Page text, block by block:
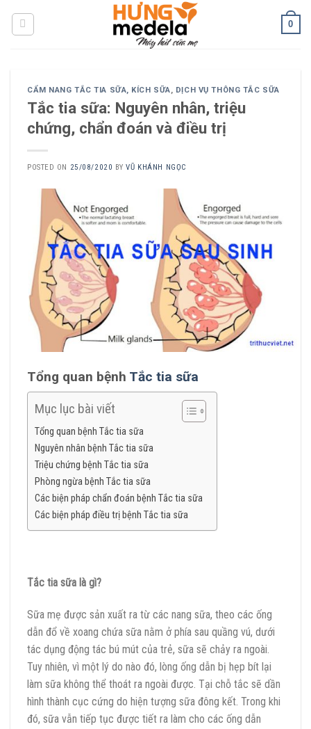
0
CẨM NANG TẮC TIA SỮA, KÍCH SỮA, DỊCH VỤ THÔNG TẮC SỮA
Tắc tia sữa: Nguyên nhân, triệu
chứng, chẩn đoán và điều trị
POSTED ON 25/08/2020 BYVŨ KHÁNH NGỌC
Tổng quan bệnh Tắc tia sữa
Mục lục bài viết
Tổng quan bệnh Tắc tia sữa
Nguyên nhân bệnh Tắc tia sữa
Triệu chứng bệnh Tắc tia sữa
Phòng ngừa bệnh Tắc tia sữa
Các biện pháp chẩn đoán bệnh Tắc tia sữa
Các biện pháp điều trị bệnh Tắc tia sữa
Tắc tia sữa là gì?
Sữa mẹ được sản xuất ra từ các nang sữa, theo các ống
dẫn đổ về xoang chứa sữa nằm ở phía sau quầng vú, dưới
tác dụng động tác bú mút của trẻ, sữa sẽ chảy ra ngoài.
Tuy nhiên, vì một lý do nào đó, lòng ống dẫn bị hẹp bít lại
làm sữa không thể thoát ra ngoài được. Tại chỗ tắc sẽ dần
hình thành cục cứng do hiện tượng sữa đông kết. Trong khi
đó, sữa vẫn tiếp tục được tiết ra làm cho các ống dẫn